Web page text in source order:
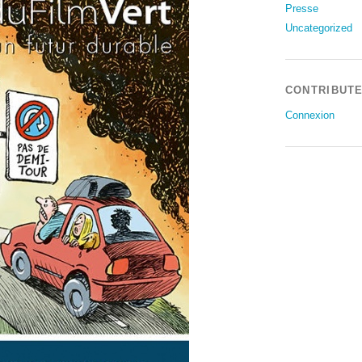
Presse
Uncategorized
Connexion